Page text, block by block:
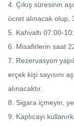
4. Çıkış süresinin
ücret alınacak olup,
5. Kahvaltı 07:00-
6. Misafirlerin saat
7. Rezervasyon
erçek kişi sayısını
alınacaktır.
8. Sigara içmeyin,
9. Kaplıcayı